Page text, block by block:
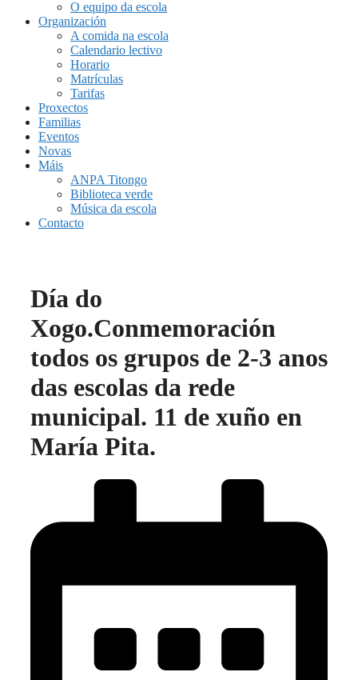
O equipo da escola
Organización
A comida na escola
Calendario lectivo
Horario
Matrículas
Tarifas
Proxectos
Familias
Eventos
Novas
Máis
ANPA Titongo
Biblioteca verde
Música da escola
Contacto
Día do
Xogo.Conmemoración
todos os grupos de 2-3 anos
das escolas da rede
municipal. 11 de xuño en
María Pita.